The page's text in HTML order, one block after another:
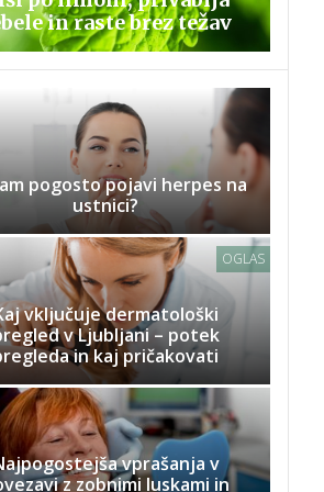
in raste brez težav
pogosto pojavi herpes na
ustnici?
OGLAS
vključuje dermatološki
v Ljubljani – potek
in kaj pričakovati
vprašanja v
z zobnimi luskami in